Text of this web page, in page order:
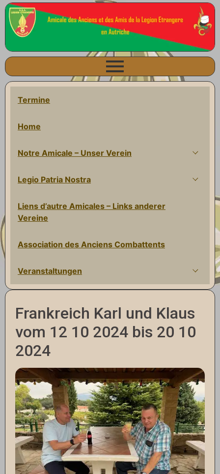
Termine
Home
Notre Amicale – Unser Verein
Legio Patria Nostra
Liens d’autre Amicales – Links anderer
Vereine
Association des Anciens Combattents
Veranstaltungen
Frankreich Karl und Klaus
vom 12 10 2024 bis 20 10
2024